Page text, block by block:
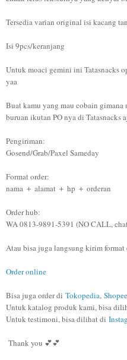
Tersedia varian original isi kacang
Isi 9pcs/keranjang
Untuk moaci gemini ini Tatasnacks
yaa
Buat kamu yang mau cobain
buruan ikutan PO nya di Tatasnacks
Pengiriman:
Gosend/Grab/Paxel Sameday
Format order:
nama ＋ alamat ＋ hp ＋ orderan
Order hub:
WA 0813-9891-5391 (NO CALL,
Atau bisa juga langsung kirim
Order online
Bisa juga order di Tokopedia, Shopee
Untuk katalog produk kami, bisa
Untuk testimoni, bisa dilihat di
Thank you 💕💕